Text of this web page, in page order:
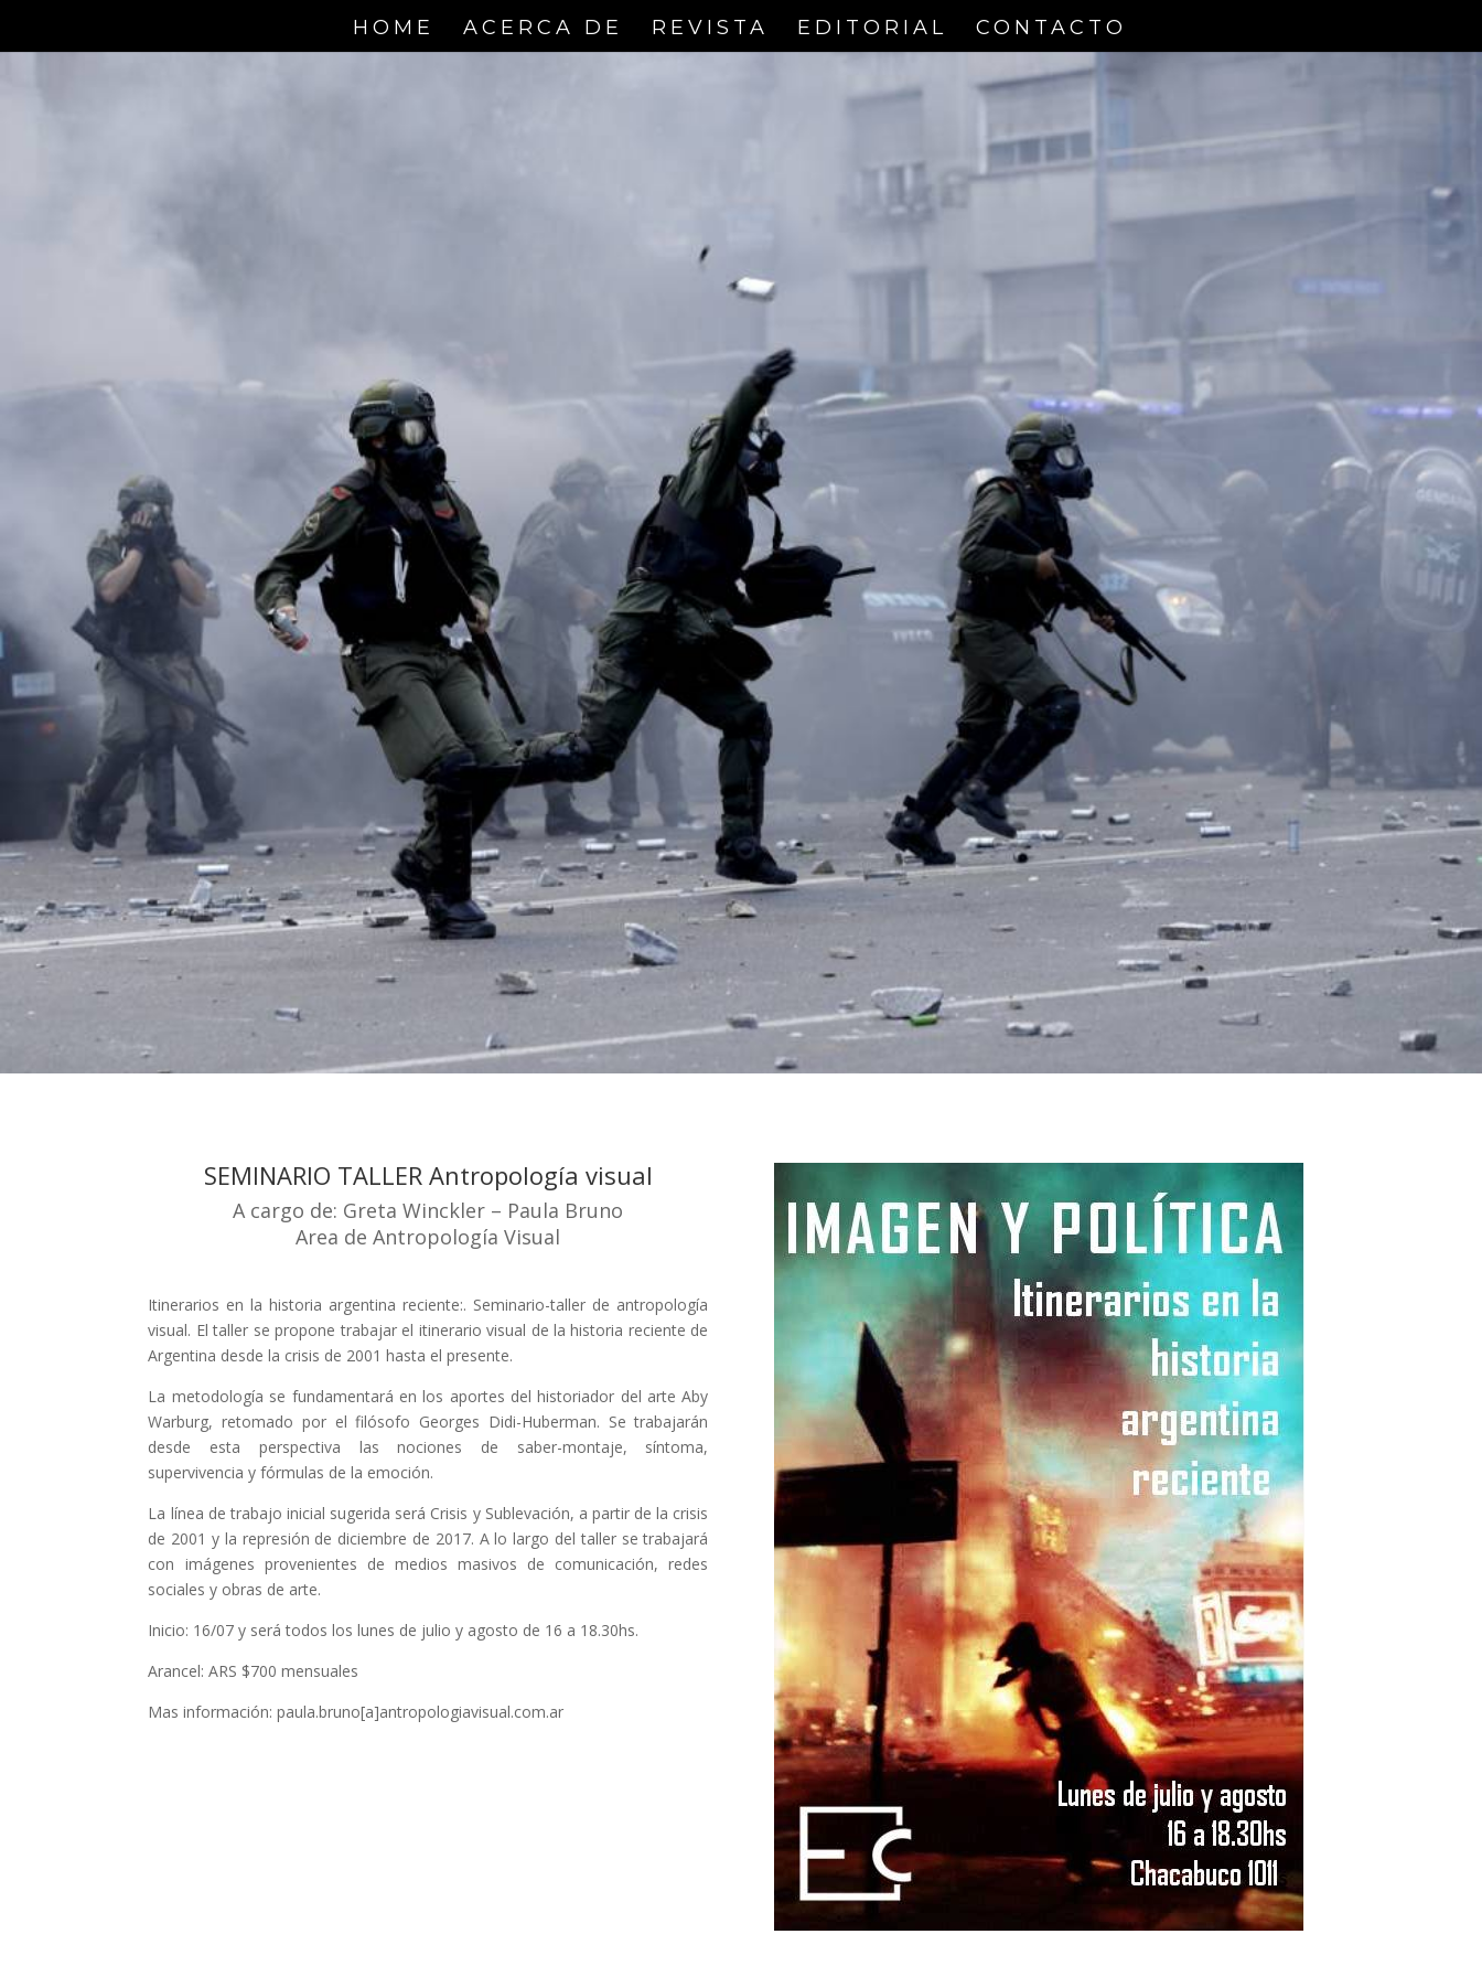
HOME ACERCA DE REVISTA EDITORIAL CONTACTO
SEMINARIO TALLER Antropología visual
A cargo de: Greta Winckler – Paula Bruno
Area de Antropología Visual
Itinerarios en la historia argentina reciente:. Seminario-taller de antropología
visual. El taller se propone trabajar el itinerario visual de la historia reciente de
Argentina desde la crisis de 2001 hasta el presente.
La metodología se fundamentará en los aportes del historiador del arte Aby
Warburg, retomado por el filósofo Georges Didi-Huberman. Se trabajarán
desde esta perspectiva las nociones de saber-montaje, síntoma,
supervivencia y fórmulas de la emoción.
La línea de trabajo inicial sugerida será Crisis y Sublevación, a partir de la crisis
de 2001 y la represión de diciembre de 2017. A lo largo del taller se trabajará
con imágenes provenientes de medios masivos de comunicación, redes
sociales y obras de arte.
Inicio: 16/07 y será todos los lunes de julio y agosto de 16 a 18.30hs.
Arancel: ARS $700 mensuales
Mas información: paula.bruno[a]antropologiavisual.com.ar